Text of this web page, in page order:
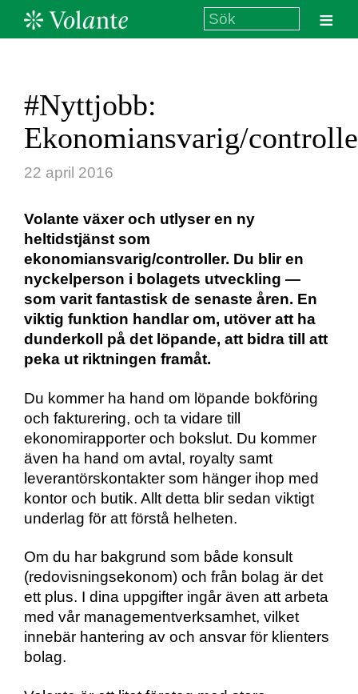
≡
#Nyttjobb:
Ekonomiansvarig/
22 april 2016
Volante växer och utlyser en ny
heltidstjänst som
ekonomiansvarig/controller. Du blir en
nyckelperson i bolagets utveckling —
som varit fantastisk de senaste åren. En
viktig funktion handlar om, utöver att ha
dunderkoll på det löpande, att bidra till att
peka ut riktningen framåt.
Du kommer ha hand om löpande bokföring
och fakturering, och ta vidare till
ekonomirapporter och bokslut. Du kommer
även ha hand om avtal, royalty samt
leverantörskontakter som hänger ihop med
kontor och butik. Allt detta blir sedan viktigt
underlag för att förstå helheten.
Om du har bakgrund som både konsult
(redovisningsekonom) och från bolag är det
ett plus. I dina uppgifter ingår även att arbeta
med vår managementverksamhet, vilket
innebär hantering av och ansvar för klienters
bolag.